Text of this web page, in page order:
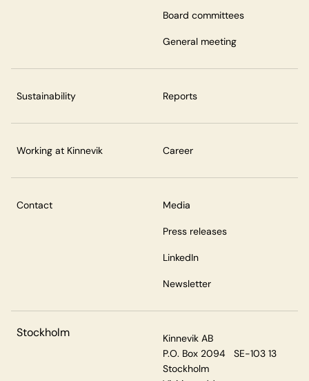
Board committees
General meeting
Sustainability Reports
Working at Kinnevik Career
Contact Media
Press releases
LinkedIn
Newsletter
Stockholm
Kinnevik AB
P.O. Box 2094 SE-103 13
Stockholm